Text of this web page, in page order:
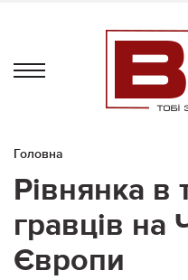
Головна
Рівнянка в
гравців на
Європи